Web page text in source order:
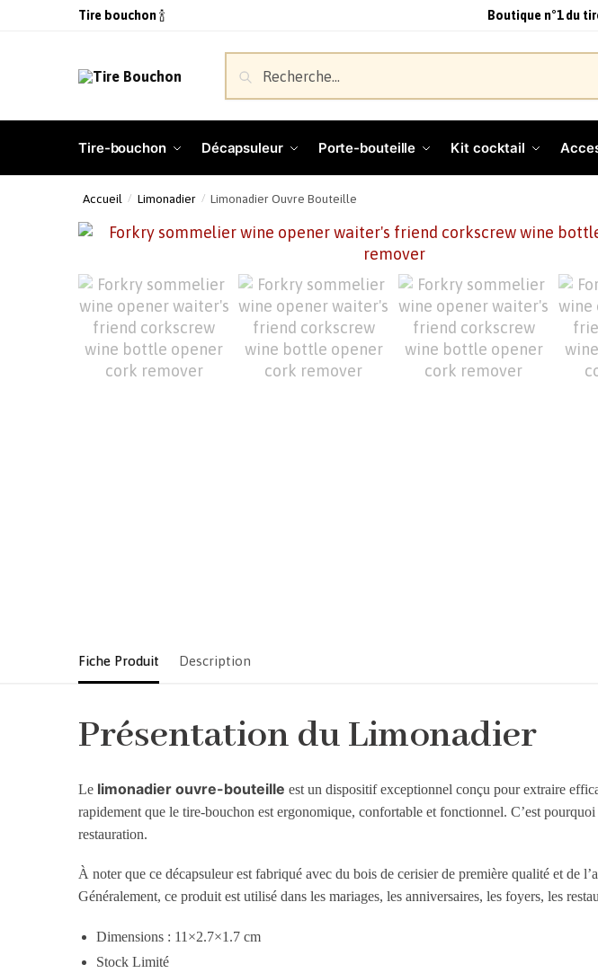
Tire bouchon🍾 Boutique n°1 du
Recherche
Tire-bouchon Décapsuleur Porte-bouteille Kit cocktail
Accueil / Limonadier / Limonadier Ouvre Bouteille
Fiche Produit Description
Présentation du Limonadier
Le limonadier ouvre-bouteille est un dispositif exceptionnel conçu pour extraire
rapidement que le tire-bouchon est ergonomique, confortable et fonctionnel. C’est
restauration.
À noter que ce décapsuleur est fabriqué avec du bois de cerisier de première qualité et de
Généralement, ce produit est utilisé dans les mariages, les anniversaires, les foyers, les
Dimensions : 11×2.7×1.7 cm
Stock Limité